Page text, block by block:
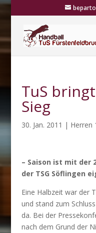
TuS
Sieg
30. Jan. 2011 | Herren
– Saison ist mit der
der TSG Söflingen
Eine Halbzeit war der
und stand zum
da. Bei der
nach dem Grund der